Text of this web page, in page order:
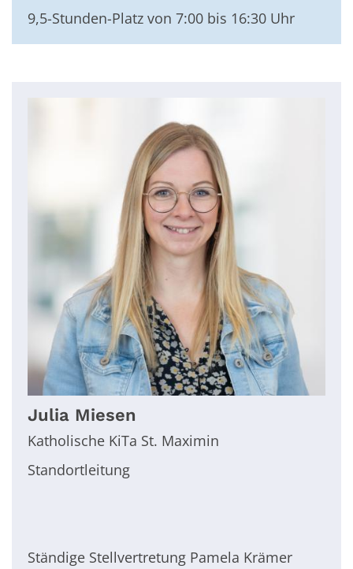
9,5-Stunden-Platz von 7:00 bis 16:30 Uhr
Julia Miesen
Katholische KiTa St. Maximin
Standortleitung
Ständige Stellvertretung Pamela Krämer